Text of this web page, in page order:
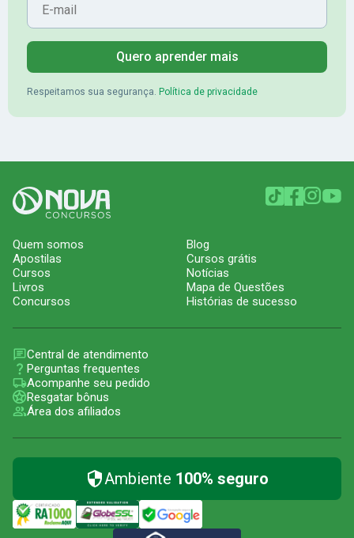
Quero aprender mais
Respeitamos sua segurança. Política de privacidade
Quem somos
Apostilas
Cursos
Livros
Concursos
Blog
Cursos grátis
Notícias
Mapa de Questões
Histórias de sucesso
Central de atendimento
Perguntas frequentes
Acompanhe seu pedido
Resgatar bônus
Área dos afiliados
Ambiente 100% seguro